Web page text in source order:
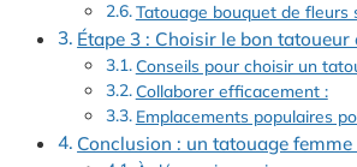
Tatouage bouquet de fleurs
Étape 3 : Choisir le bon
Conseils pour choisir un
Collaborer efficacement :
Emplacements populaires
Conclusion : un tatouage